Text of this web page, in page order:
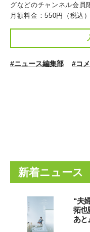
グなどのチャンネル会員
月額料金：550円（税込）
#ニュース編集部 #コ
新着ニュース
“夫
拓也
あと